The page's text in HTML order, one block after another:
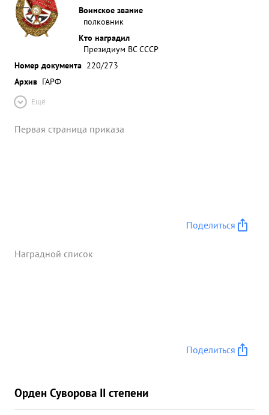
Воинское звание
полковник
Кто наградил
Президиум ВС СССР
Номер документа 220/273
Архив ГАРФ
Ещё
Первая страница приказа
Поделиться
Наградной список
Поделиться
Орден Суворова II степени